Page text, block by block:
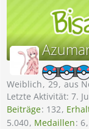
Weiblich 29 aus
Letzte Aktivität: 7.
Beiträge 132
5.040 Medaillen 6